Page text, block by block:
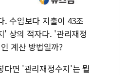
. 수입보다 지출이 43조
' 상의 적자다. '관리재정
계산 방법일까?
면 '관리재정수지'는 뭘